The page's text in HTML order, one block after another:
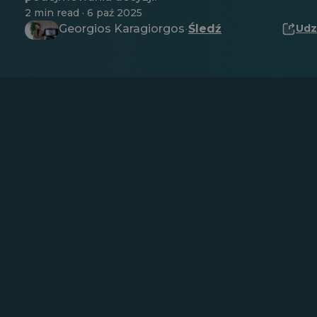
2 min read · 6 paź 2025
Georgios Karagiorgos·Śledź